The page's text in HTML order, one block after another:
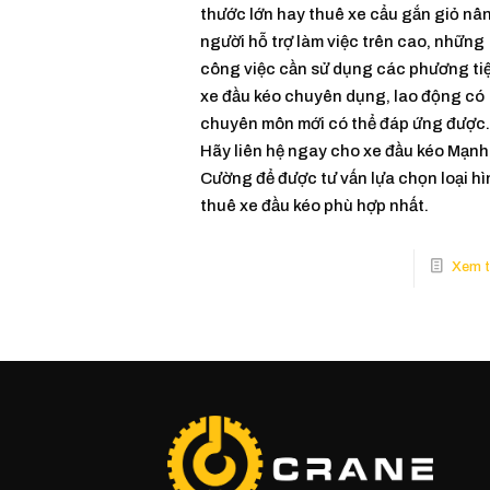
thước lớn hay thuê xe cẩu gắn giỏ
người hỗ trợ làm việc trên cao, những
công việc cần sử dụng các phương
xe đầu kéo chuyên dụng, lao động có
chuyên môn mới có thể đáp ứng được.
Hãy liên hệ ngay cho xe đầu kéo Mạnh
Cường để được tư vấn lựa chọn loại
thuê xe đầu kéo phù hợp nhất.